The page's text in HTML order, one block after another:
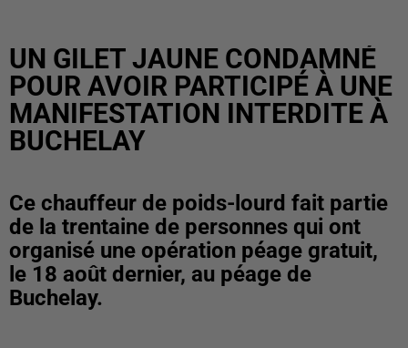
UN GILET JAUNE CONDAMNÉ
POUR AVOIR PARTICIPÉ À UNE
MANIFESTATION INTERDITE À
BUCHELAY
Ce chauffeur de poids-lourd fait partie
de la trentaine de personnes qui ont
organisé une opération péage gratuit,
le 18 août dernier, au péage de
Buchelay.